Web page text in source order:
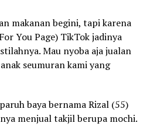
makanan begini, tapi karena
You Page) TikTok jadinya
Mau nyoba aja jualan
seumuran kami yang
baya bernama Rizal (55)
menjual takjil berupa mochi.